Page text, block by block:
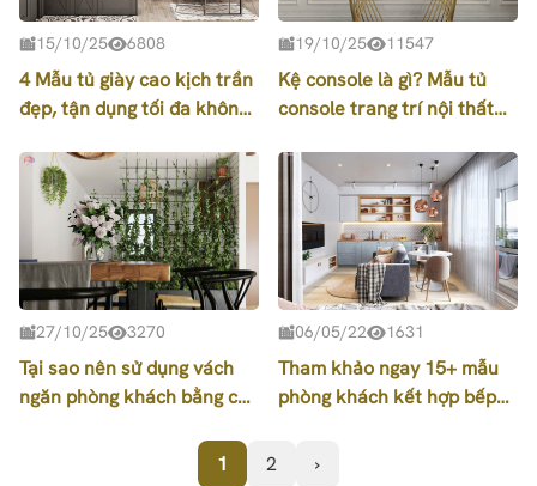
15/10/25 6808
4 Mẫu tủ giày cao kịch trần
đẹp, tận dụng tối đa không
19/10/25 11547
Kệ console là gì? Mẫu tủ
console trang trí nội thất
27/10/25 3270
Tại sao nên sử dụng vách
ngăn phòng khách bằng cây
06/05/22 1631
Tham khảo ngay 15+ mẫu
phòng khách kết hợp bếp
1
2 ›